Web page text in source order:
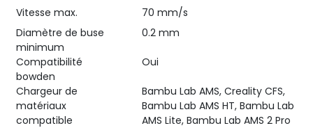
Vitesse max.
70 mm/s
Diamètre de buse
minimum
0.2 mm
Compatibilité
bowden
Oui
Chargeur de
matériaux
compatible
Bambu Lab AMS, Creality CFS,
Bambu Lab AMS HT, Bambu Lab
AMS Lite, Bambu Lab AMS 2 Pro